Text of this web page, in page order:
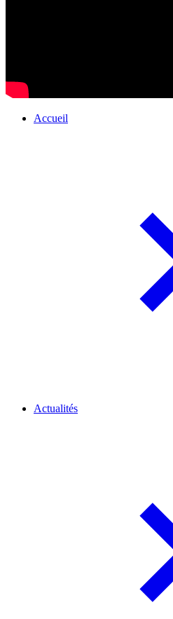
Accueil
Actualités